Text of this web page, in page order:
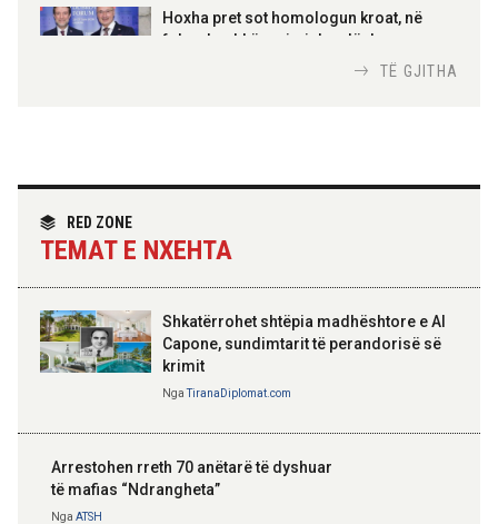
100-vjetori i themelimit të
Urdhrit të Skënderbeut
Hoxha pret sot homologun kroat, në
fokus bashkëpunimi dypalësh
partneritetit strategjik
TË GJITHA
RED ZONE
TEMAT E NXEHTA
Shkatërrohet shtëpia madhështore e Al
Capone, sundimtarit të perandorisë së
krimit
NgaTiranaDiplomat.com
Arrestohen rreth 70 anëtarë të dyshuar
të mafias “Ndrangheta”
Nga ATSH